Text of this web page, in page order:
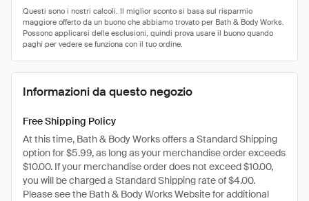
Informazioni da questo negozio
Free Shipping Policy
At this time, Bath & Body Works offers a Standard Shipping
option for $5.99, as long as your merchandise order exceeds
$10.00. If your merchandise order does not exceed $10.00,
you will be charged a Standard Shipping rate of $4.00.
Please see the Bath & Body Works Website for additional